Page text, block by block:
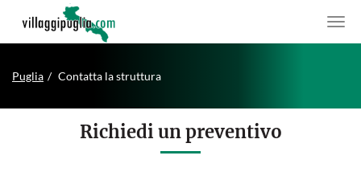
Puglia Contatta la struttura
Richiedi un preventivo